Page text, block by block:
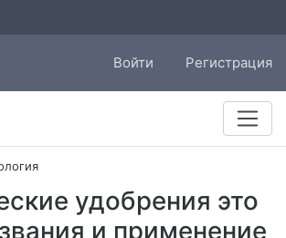
Войти Регистрация
удобрения это
и применение